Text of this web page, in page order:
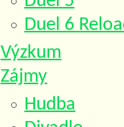
Duel 6
Výzkum
Zájmy
Hudba